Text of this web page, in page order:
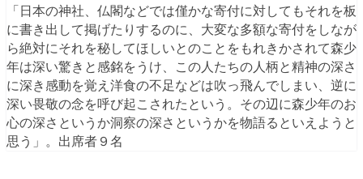
「日本の神社、仏閣などでは僅かな寄付に対してもそれを板
に書き出して掲げたりするのに、大変な多額な寄付をしなが
ら絶対にそれを秘してほしいとのことをもれきかされて森少
年は深い驚きと感銘をうけ、この人たちの人柄と精神の深さ
に深き感動を覚え洋食の不足などは吹っ飛んでしまい、逆に
深い畏敬の念を呼び起こされたという。その辺に森少年のお
心の深さというか洞察の深さというかを物語るといえようと
思う」。出席者９名